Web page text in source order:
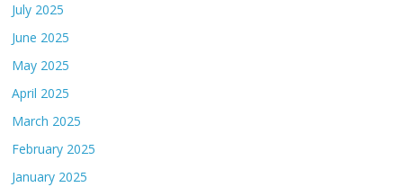
July 2025
June 2025
May 2025
April 2025
March 2025
February 2025
January 2025